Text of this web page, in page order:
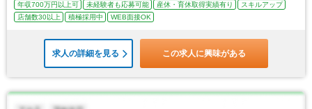
年収700万円以上可 未経験者も応募可能 産休・育休取得実績有り
スキルアップ
店舗数30以上
積極採用中 WEB面接OK
求人の詳細を見る この求人に興味がある